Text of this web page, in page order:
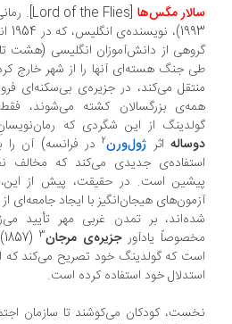
مگس‌ها[Lord of the Flies]. رمانی از
1993)، نویسنده‌ی
از دانش‌آموزان انگلیسی (هشت تا
جنگ هسته‌ای آنها را از شهر خارج کرده‌اند.
می‌کند، در جزیره‌ی بی‌سکنه‌ای
بزرگسالان کشته می‌شوند، فقط
از این شگردی که رمان‌نویسانِ
اثرژول‌ورن2در فرانسه) آن را به
جدیدی می‌کند که مخالف
است. در حقیقت، پیش از این،
هیجان‌انگیز با ایجاد جامعه‌ای از نوع
بر تمدن غربی مهر تأیید
یادآور جزیره‌ی مرجان 3(1857)، اثر
که گولدینگ خود تصریح می‌کند که از آن
خود استفاده کرده است.
کودکان می‌کوشند تا سازمان اجتماعی و